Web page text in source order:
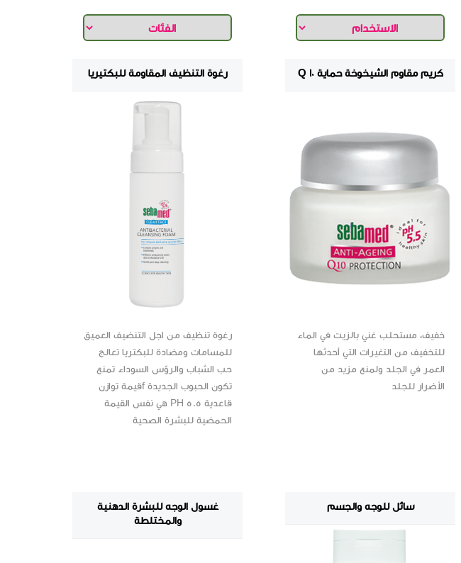
كريم مقاوم الشيخوخة حماية Q 10
خفيف، مستحلب غني بالزيت في الماء
للتخفيف من التغيرات التي أحدثها
العمر في الجلد ولمنع مزيد من
الأضرار للجلد
رغوة التنظيف المقاومة للبكتيريا
رغوة تنظيف من اجل التنضيف العميق
للمسامات ومضادة للبكتريا تعالج
حب الشباب والرؤس السوداء تمنع
تكون الحبوب الجديدة fقيمة توازن
قاعدية PH 5.5 هي نفس القيمة
الحمضية للبشرة الصحية
سائل للوجه والجسم
غسول الوجه للبشرة الدهنية
والمختلطة